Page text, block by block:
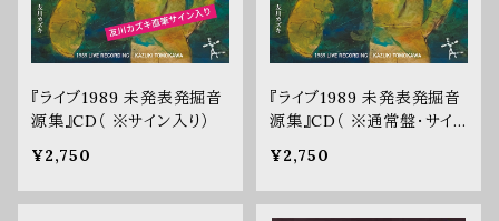
『ライブ1989 未発表発掘音
源集』CD（ ※サイン入り）
¥2,750
『ライブ1989 未発表発掘音
源集』CD（ ※通常盤・サイン
¥2,750